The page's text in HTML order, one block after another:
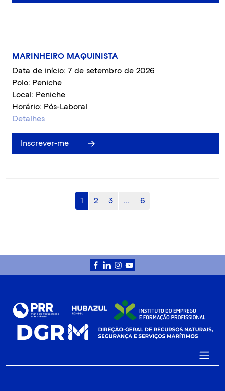
MARINHEIRO MAQUINISTA
Data de início: 7 de setembro de 2026
Polo: Peniche
Local: Peniche
Horário: Pós-Laboral
Detalhes
Inscrever-me
1 2 3 ... 6